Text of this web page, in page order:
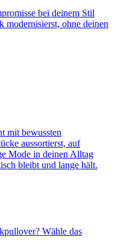
bei deinem Stil
modernisierst, ohne deinen
mit bewussten
aussortierst, auf
Mode in deinen Alltag
bleibt und lange hält.
Wähle das